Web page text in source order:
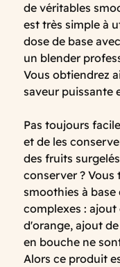
de véritables
est très simple à
dose de base
un blender
Vous obtiendrez
saveur puissante
Pas toujours
et de les
des fruits
conserver ? Vous
smoothies à
complexes : ajout
d'orange, ajout
en bouche ne
Alors ce produit